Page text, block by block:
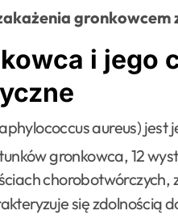
gronkowcem
i jego
aureus) jest
gronkowca, 12
się zdolnością